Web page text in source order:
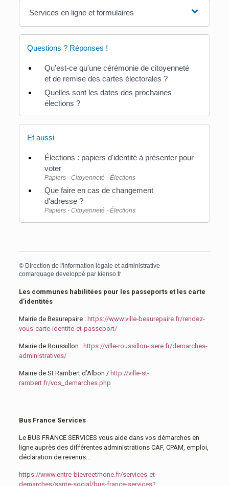
Services en ligne et formulaires
Questions ? Réponses !
Qu'est-ce qu'une cérémonie de citoyenneté
et de remise des cartes électorales ?
Quelles sont les dates des prochaines
élections ?
Et aussi
Élections : papiers d'identité à présenter pour
voter
Papiers - Citoyenneté - Élections
Que faire en cas de changement
d'adresse ?
Papiers - Citoyenneté - Élections
© Direction de l'information légale et administrative
comarquage developpé par kienso.fr
Les communes habilitées pour les passeports et les carte
d’identités
Mairie de Beaurepaire : https://www.ville-beaurepaire.fr/rendez-
vous-carte-identite-et-passeport/
Mairie de Roussillon : https://ville-roussillon-isere.fr/demarches-
administratives/
Mairie de St Rambert d’Albon / http://ville-st-
rambert.fr/vos_demarches.php
Bus France Services
Le BUS FRANCE SERVICES vous aide dans vos démarches en
ligne auprès des différentes administrations CAF, CPAM, emploi,
déclaration de revenus…
https://www.entre-bievreetrhone.fr/services-et-
demarches/sante-social/bus-france-services?